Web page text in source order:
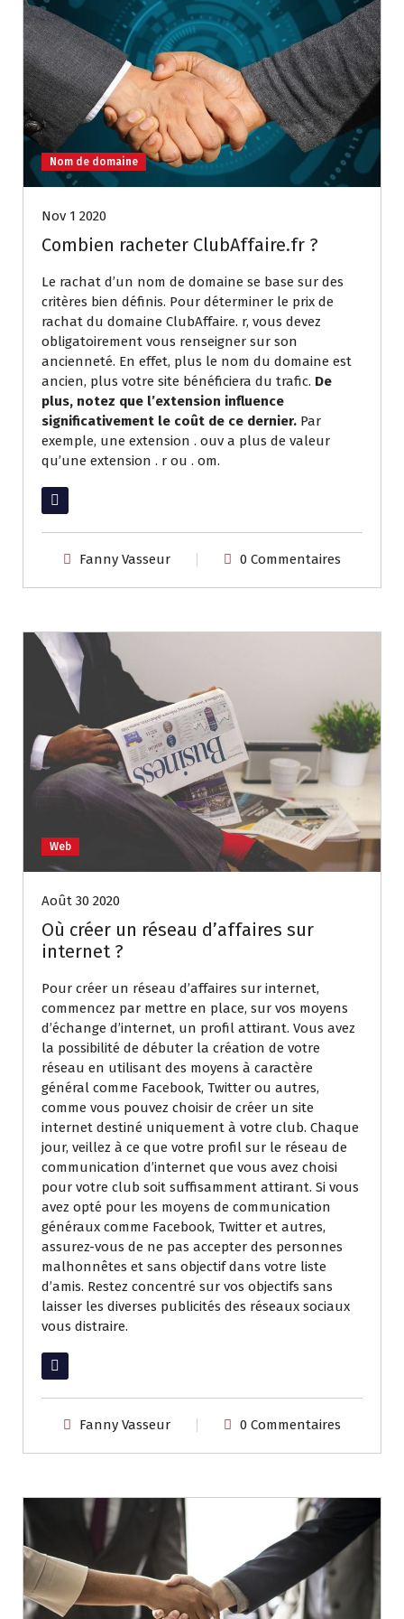
Nom de domaine
Nov 1 2020
Combien racheter ClubAffaire.fr ?
Le rachat d’un nom de domaine se base sur des
critères bien définis. Pour déterminer le prix de
rachat du domaine ClubAffaire. r, vous devez
obligatoirement vous renseigner sur son
ancienneté. En effet, plus le nom du domaine est
ancien, plus votre site bénéficiera du trafic. De
plus, notez que l’extension influence
significativement le coût de ce dernier. Par
exemple, une extension . ouv a plus de valeur
qu’une extension . r ou . om.
Lire la suite
Fanny Vasseur 0 Commentaires
Web
Août 30 2020
Où créer un réseau d’affaires sur
internet ?
Pour créer un réseau d’affaires sur internet,
commencez par mettre en place, sur vos moyens
d’échange d’internet, un profil attirant. Vous avez
la possibilité de débuter la création de votre
réseau en utilisant des moyens à caractère
général comme Facebook, Twitter ou autres,
comme vous pouvez choisir de créer un site
internet destiné uniquement à votre club. Chaque
jour, veillez à ce que votre profil sur le réseau de
communication d’internet que vous avez choisi
pour votre club soit suffisamment attirant. Si vous
avez opté pour les moyens de communication
généraux comme Facebook, Twitter et autres,
assurez-vous de ne pas accepter des personnes
malhonnêtes et sans objectif dans votre liste
d’amis. Restez concentré sur vos objectifs sans
laisser les diverses publicités des réseaux sociaux
vous distraire.
Lire la suite
Fanny Vasseur 0 Commentaires